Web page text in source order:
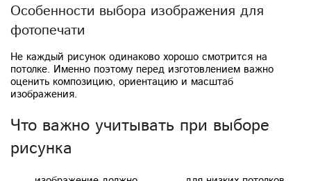
Особенности выбора изображения для
фотопечати
Не каждый рисунок одинаково хорошо смотрится на
потолке. Именно поэтому перед изготовлением важно
оценить композицию, ориентацию и масштаб
изображения.
Что важно учитывать при выборе
рисунка